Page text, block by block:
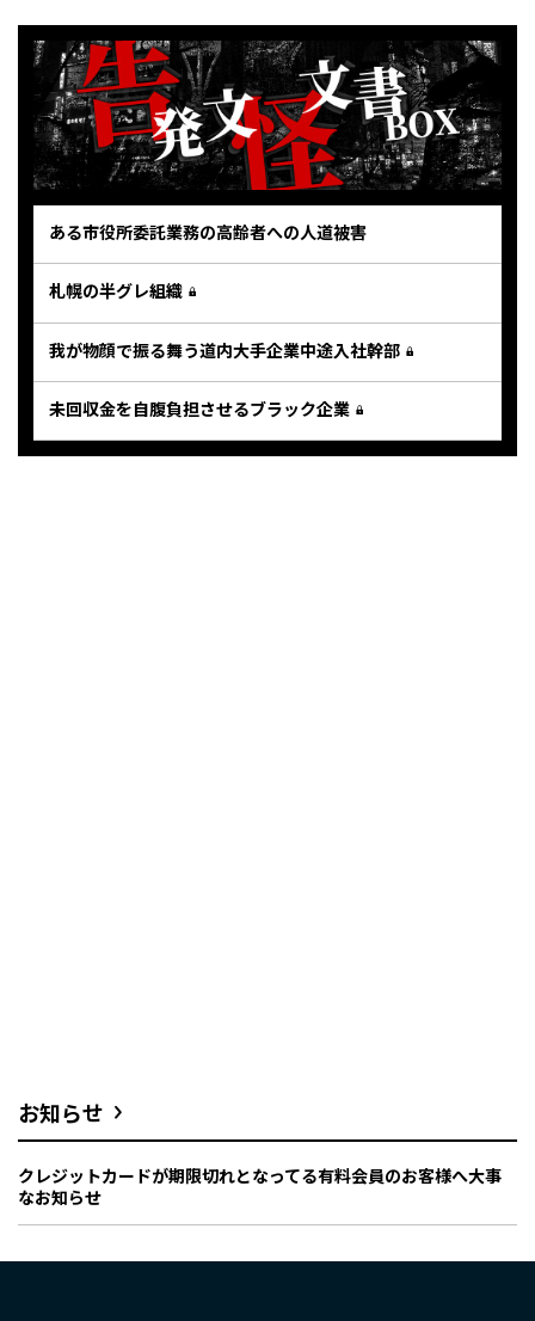
ある市役所委託業務の高齢者への人道被害
札幌の半グレ組織
我が物顔で振る舞う道内大手企業中途入社幹部
未回収金を自腹負担させるブラック企業
お知らせ
クレジットカードが期限切れとなってる有料会員のお客様へ大事
なお知らせ